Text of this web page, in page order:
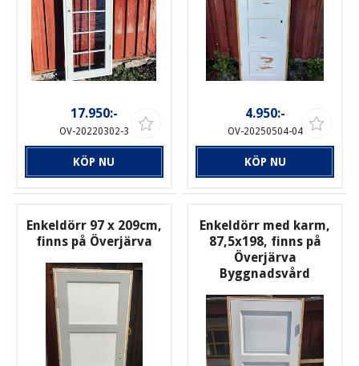
17.950:-
OV-20220302-3
KÖP NU
4.950:-
OV-20250504-04
KÖP NU
Enkeldörr 97 x 209cm,
finns på Överjärva
Enkeldörr med karm,
87,5x198, finns på
Överjärva
Byggnadsvård